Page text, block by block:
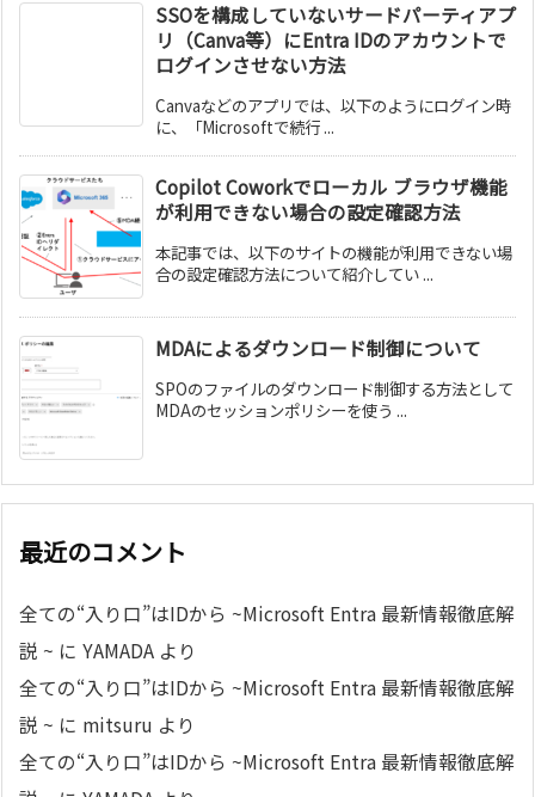
SSOを構成していないサードパーティアプ
リ（Canva等）にEntra IDのアカウントで
ログインさせない方法
Canvaなどのアプリでは、以下のようにログイン時
に、「Microsoftで続行 ...
Copilot Coworkでローカル ブラウザ機能
が利用できない場合の設定確認方法
本記事では、以下のサイトの機能が利用できない場
合の設定確認方法について紹介してい ...
MDAによるダウンロード制御について
SPOのファイルのダウンロード制御する方法として
MDAのセッションポリシーを使う ...
最近のコメント
全ての“入り口”はIDから ~Microsoft Entra 最新情報徹底解
説 ~ に YAMADA より
全ての“入り口”はIDから ~Microsoft Entra 最新情報徹底解
説 ~ に mitsuru より
全ての“入り口”はIDから ~Microsoft Entra 最新情報徹底解